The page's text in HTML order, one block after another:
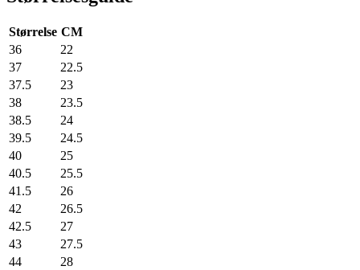
Størrelse CM
36
22
37
22.5
37.5
23
38
23.5
38.5
24
39.5
24.5
40
25
40.5
25.5
41.5
26
42
26.5
42.5
27
43
27.5
44
28